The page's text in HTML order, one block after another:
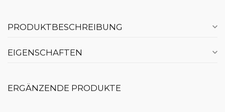
PRODUKTBESCHREIBUNG
EIGENSCHAFTEN
ERGÄNZENDE PRODUKTE